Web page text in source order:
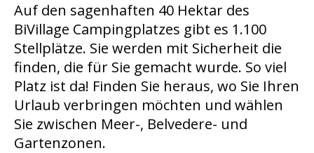
Auf den sagenhaften 40 Hektar des
BiVillage Campingplatzes gibt es 1.100
Stellplätze. Sie werden mit Sicherheit die
finden, die für Sie gemacht wurde. So viel
Platz ist da! Finden Sie heraus, wo Sie Ihren
Urlaub verbringen möchten und wählen
Sie zwischen Meer-, Belvedere- und
Gartenzonen.